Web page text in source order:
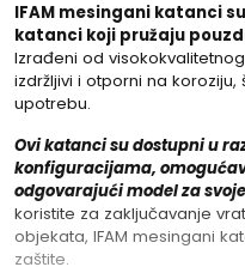
IFAM mesingani katanci
katanci koji pružaju
Izrađeni od
izdržljivi i otporni na
upotrebu.
Ovi katanci su dostupni u
konfiguracijama,
odgovarajući model za
koristite za zaključavanje
objekata, IFAM mesingani
zaštite.